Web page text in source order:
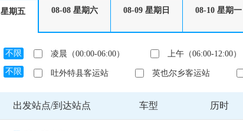
星期五 08-08 星期六 08-09 星期日 08-10 星期一
不限 凌晨（00:00-06:00） 上午（06:00-12:00）
不限 吐外特县客运站 英也尔乡客运站
出发站点/到达站点 车型 历时